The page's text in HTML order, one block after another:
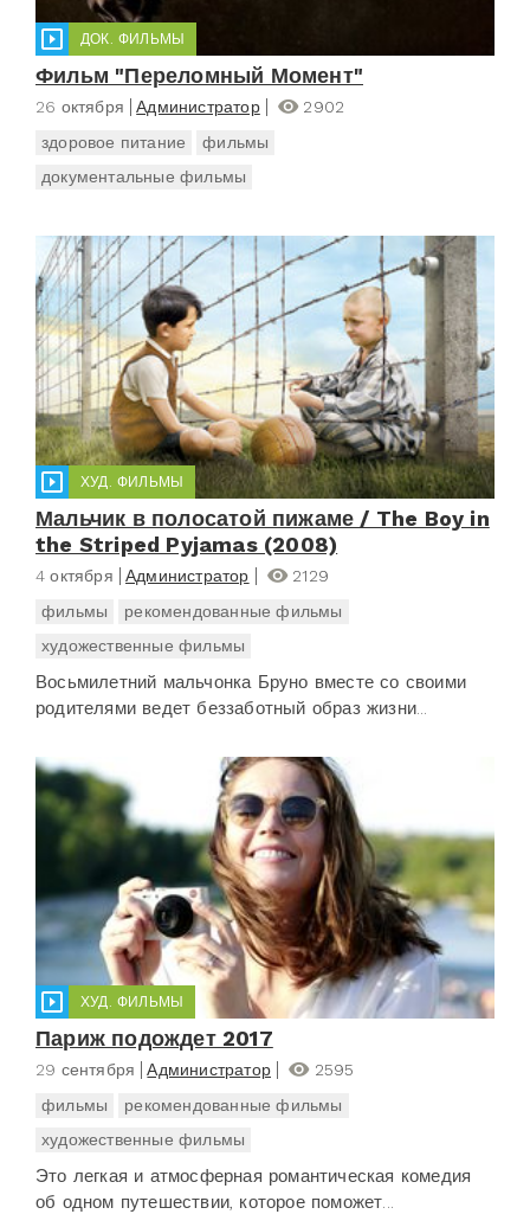
ДОК. ФИЛЬМЫ
Фильм "Переломный Момент"
26 октября Администратор
2902
здоровое питание
фильмы
документальные фильмы
ХУД. ФИЛЬМЫ
Мальчик в полосатой пижаме / The Boy in
the Striped Pyjamas (2008)
4 октября Администратор
2129
фильмы
рекомендованные фильмы
художественные фильмы
Восьмилетний мальчонка Бруно вместе со своими
родителями ведет беззаботный образ жизни...
ХУД. ФИЛЬМЫ
Париж подождет 2017
29 сентября Администратор
2595
фильмы
рекомендованные фильмы
художественные фильмы
Это легкая и атмосферная романтическая комедия
об одном путешествии, которое поможет...